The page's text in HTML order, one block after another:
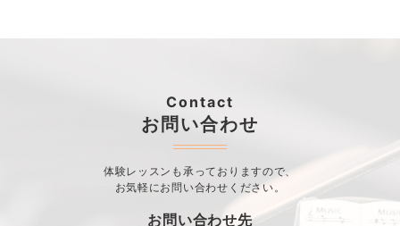
Contact
お問い合わせ
体験レッスンも承っておりますので、
お気軽にお問い合わせください。
お問い合わせ先